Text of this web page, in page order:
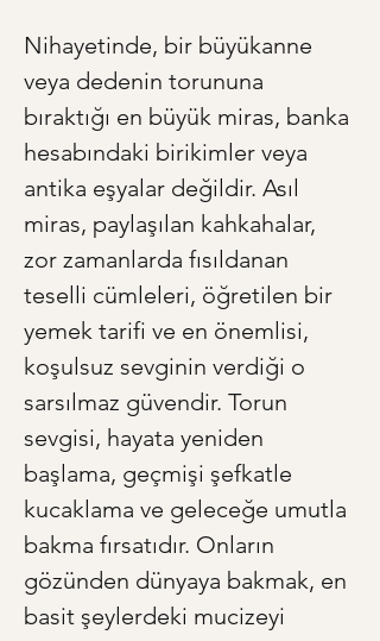
Nihayetinde, bir büyükanne
veya dedenin torununa
bıraktığı en büyük miras, banka
hesabındaki birikimler veya
antika eşyalar değildir. Asıl
miras, paylaşılan kahkahalar,
zor zamanlarda fısıldanan
teselli cümleleri, öğretilen bir
yemek tarifi ve en önemlisi,
koşulsuz sevginin verdiği o
sarsılmaz güvendir. Torun
sevgisi, hayata yeniden
başlama, geçmişi şefkatle
kucaklama ve geleceğe umutla
bakma fırsatıdır. Onların
gözünden dünyaya bakmak, en
basit şeylerdeki mucizeyi